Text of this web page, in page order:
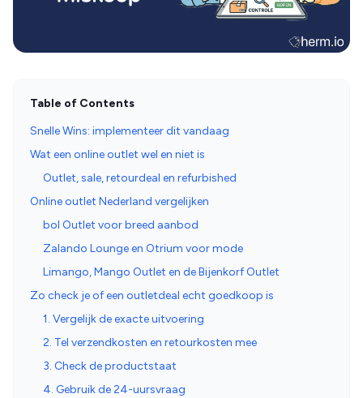
Table of Contents
Snelle Wins: implementeer dit vandaag
Wat een online outlet wel en niet is
Outlet, sale, retourdeal en refurbished
Online outlet Nederland vergelijken
bol Outlet voor breed aanbod
Zalando Lounge en Otrium voor mode
Limango, Mango Outlet en de Bijenkorf Outlet
Zo check je of een outletdeal echt goedkoop is
1. Vergelijk de exacte uitvoering
2. Tel verzendkosten en retourkosten mee
3. Check de productstaat
4. Gebruik de 24-uursvraag